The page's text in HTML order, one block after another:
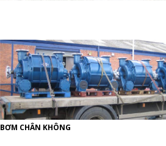
BƠM CHÂN KHÔNG